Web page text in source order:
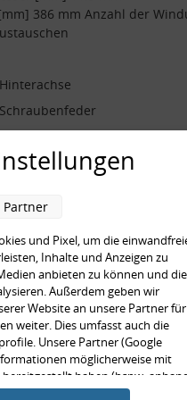
386 mm Anzahl der
Hinterachse
Schraubenfeder
8.5
119 mm
386 mm
2
und Pixel, um die
Inhalte und Anzeigen zu
anbieten zu können und die
Außerdem geben wir
Website an unsere Partner für
weiter. Dies umfasst auch die
Unsere Partner (Google
möglicherweise mit
haben (bspw.
sie im Rahmen Ihrer Nutzung der
Partner